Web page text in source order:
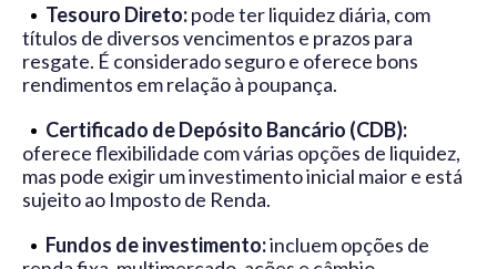
Tesouro Direto:pode ter liquidez diária, com
títulos de diversos vencimentos e prazos para
resgate. É considerado seguro e oferece bons
rendimentos em relação à poupança.
Certificado de Depósito Bancário (CDB):
oferece flexibilidade com várias opções de liquidez,
mas pode exigir um investimento inicial maior e está
sujeito ao Imposto de Renda.
Fundos de investimento:incluem opções de